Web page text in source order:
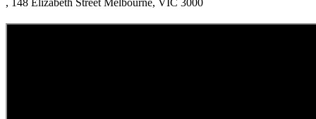
, 148 Elizabeth Street Melbourne, VIC 3000